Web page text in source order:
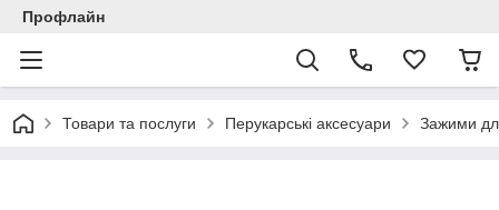
Профлайн
Товари та послуги Перукарські аксесуари Зажими